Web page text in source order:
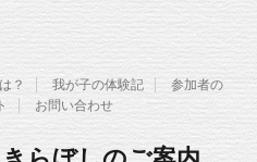
？ 我が子の体験記
参加者の
お問い合わせ